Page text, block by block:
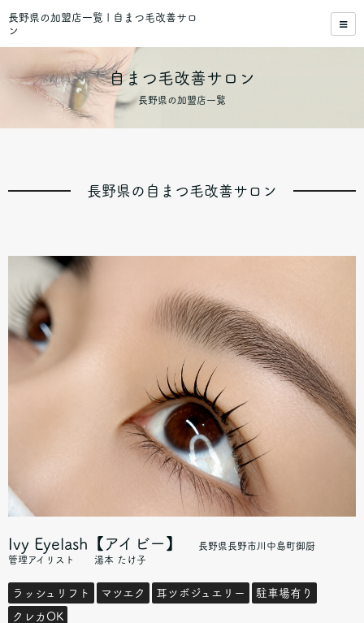
長野県の加盟店一覧 | 自まつ毛改善サロ
ン
自まつ毛改善サロン
長野県の加盟店一覧
長野県の自まつ毛改善サロン
Ivy Eyelash【アイビー】
長野県長野市川中島町御厨
管理アイリスト 湯本 たけ子
ラッシュリフト マツエク 耳ツボジュエリー 駐車場有り
クレカOK